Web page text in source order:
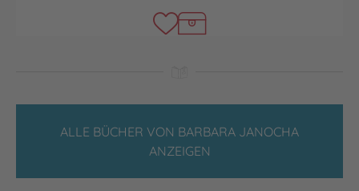
ALLE BÜCHER VON BARBARA JANOCHA
ANZEIGEN